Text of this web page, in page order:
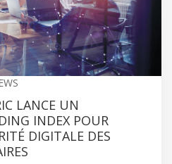
LANCE UN
INDEX POUR
DIGITALE DES